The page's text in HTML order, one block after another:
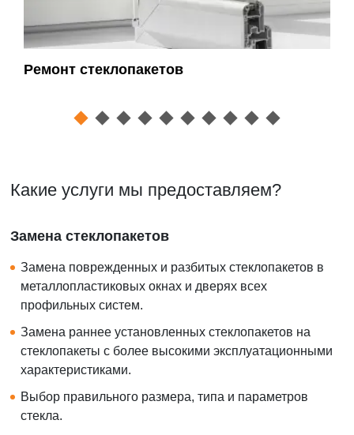
Ремонт стеклопакетов
Какие услуги мы предоставляем?
Замена стеклопакетов
Замена поврежденных и разбитых стеклопакетов в
металлопластиковых окнах и дверях всех
профильных систем.
Замена раннее установленных стеклопакетов на
стеклопакеты с более высокими эксплуатационными
характеристиками.
Выбор правильного размера, типа и параметров
стекла.